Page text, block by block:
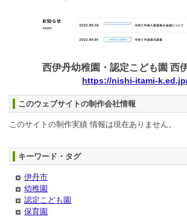
西伊丹幼稚園・認定こども園 西
https://nishi-itami-
このウェブサイトの制作会社情報
このサイトの制作実績 情報は現在ありません。
キーワード・タグ
伊丹市
幼稚園
認定こども園
保育園